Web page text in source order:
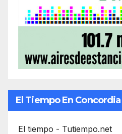
El Tiempo En Concordia
El tiempo - Tutiempo.net